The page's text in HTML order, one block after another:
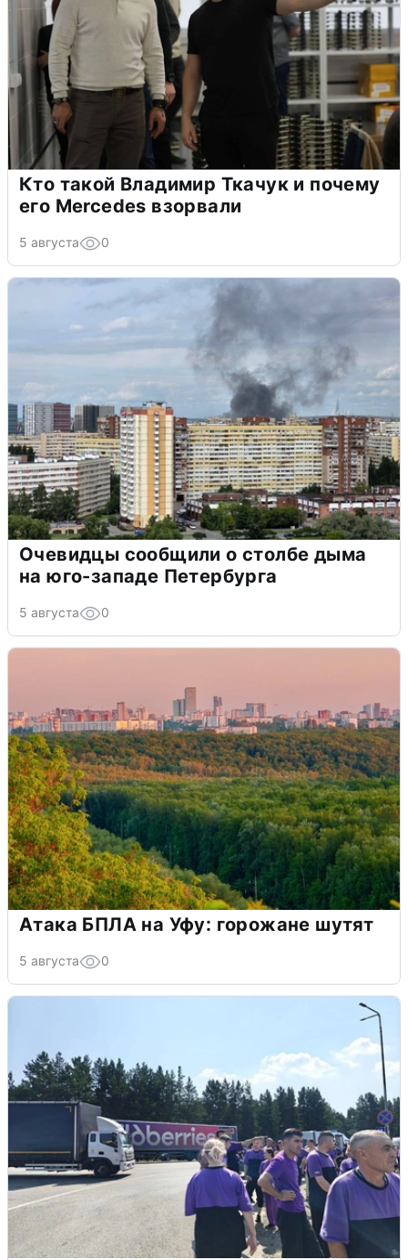
Кто такой Владимир Ткачук и почему
его Mercedes взорвали
5 августа 0
Очевидцы сообщили о столбе дыма
на юго-западе Петербурга
5 августа 0
Атака БПЛА на Уфу: горожане шутят
5 августа 0